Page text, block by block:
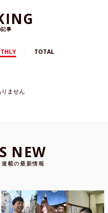
記事
TOTAL
ません
NEW
載の最新情報